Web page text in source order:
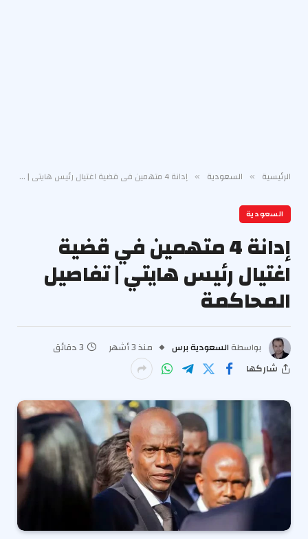
الرئيسية » السعودية » إدانة 4 متهمين في قضية اغتيال رئيس هايتي | تفاصيل المحاكمة
السعودية
إدانة 4 متهمين في قضية
اغتيال رئيس هايتي | تفاصيل
المحاكمة
بواسطة السعودية برس منذ 3 أشهر
3 دقائق
شاركها